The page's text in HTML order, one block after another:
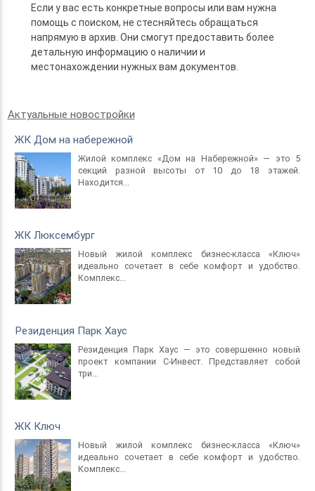
Если у вас есть конкретные вопросы или вам нужна
помощь с поиском, не стесняйтесь обращаться
напрямую в архив. Они смогут предоставить более
детальную информацию о наличии и
местонахождении нужных вам документов.
Актуальные новостройки
ЖК Дом на набережной
Жилой комплекс «Дом на Набережной» — это 5
секций разной высоты от 10 до 18 этажей.
Находится...
ЖК Люксембург
Новый жилой комплекс бизнес-класса «Ключ»
идеально сочетает в себе комфорт и удобство.
Комплекс...
Резиденция Парк Хаус
Резиденция Парк Хаус — это совершенно новый
проект компании С-Инвест. Представляет собой
три...
ЖК Ключ
Новый жилой комплекс бизнес-класса «Ключ»
идеально сочетает в себе комфорт и удобство.
Комплекс...